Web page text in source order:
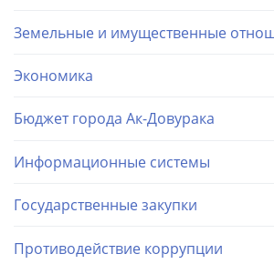
Земельные и имущественные
Экономика
Бюджет города Ак-Довурака
Информационные системы
Государственные закупки
Противодействие коррупции